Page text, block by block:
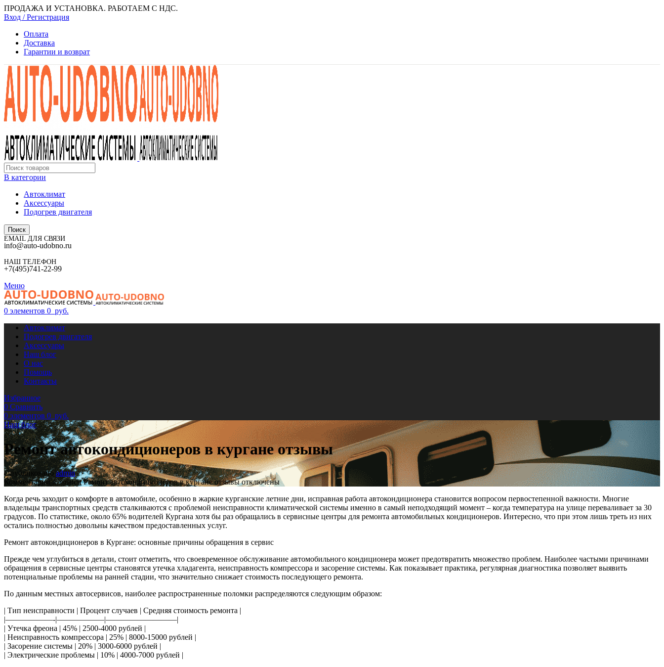
ПРОДАЖА И УСТАНОВКА. РАБОТАЕМ С НДС.
Вход / Регистрация
Оплата
Доставка
Гарантии и возврат
В категории
Автоклимат
Аксессуары
Подогрев двигателя
Поиск
EMAIL ДЛЯ СВЯЗИ
info@auto-udobno.ru
НАШ ТЕЛЕФОН
+7(495)741-22-99
Меню
0 элементов 0 руб.
Автоклимат
Подогрев двигателя
Аксессуары
Наш блог
О нас
Помощь
Контакты
Избранное
0 Сравнить
0 элементов 0 руб.
Наш блог
Ремонт автокондиционеров в кургане отзывы
Опубликовано admin
Комментарии к записи Ремонт автокондиционеров в кургане отзывыотключены
Когда речь заходит о комфорте в автомобиле, особенно в жаркие курганские летние дни, исправная работа автокондиционера становится вопросом первостепенной важности. Многие
владельцы транспортных средств сталкиваются с проблемой неисправности климатической системы именно в самый неподходящий момент – когда температура на улице переваливает за 30
градусов. По статистике, около 65% водителей Кургана хотя бы раз обращались в сервисные центры для ремонта автомобильных кондиционеров. Интересно, что при этом лишь треть из них
остались полностью довольны качеством предоставленных услуг.
Ремонт автокондиционеров в Кургане: основные причины обращения в сервис
Прежде чем углубиться в детали, стоит отметить, что своевременное обслуживание автомобильного кондиционера может предотвратить множество проблем. Наиболее частыми причинами
обращения в сервисные центры становятся утечка хладагента, неисправность компрессора и засорение системы. Как показывает практика, регулярная диагностика позволяет выявить
потенциальные проблемы на ранней стадии, что значительно снижает стоимость последующего ремонта.
По данным местных автосервисов, наиболее распространенные поломки распределяются следующим образом:
| Тип неисправности | Процент случаев | Средняя стоимость ремонта |
|——————-|——————|—————————|
| Утечка фреона | 45% | 2500-4000 рублей |
| Неисправность компрессора | 25% | 8000-15000 рублей |
| Засорение системы | 20% | 3000-6000 рублей |
| Электрические проблемы | 10% | 4000-7000 рублей |